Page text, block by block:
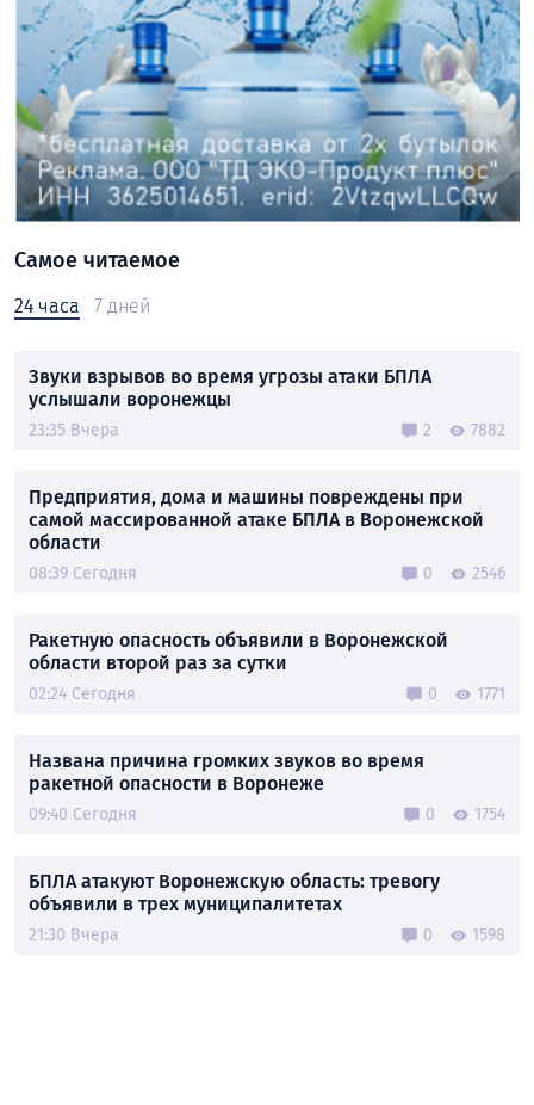
Самое читаемое
24 часа 7 дней
Звуки взрывов во время угрозы атаки БПЛА
услышали воронежцы
23:35 Вчера 2 7882
Предприятия, дома и машины повреждены при
самой массированной атаке БПЛА в Воронежской
области
08:39 Сегодня 0 2546
Ракетную опасность объявили в Воронежской
области второй раз за сутки
02:24 Сегодня 0 1771
Названа причина громких звуков во время
ракетной опасности в Воронеже
09:40 Сегодня 0 1754
БПЛА атакуют Воронежскую область: тревогу
объявили в трех муниципалитетах
21:30 Вчера 0 1598